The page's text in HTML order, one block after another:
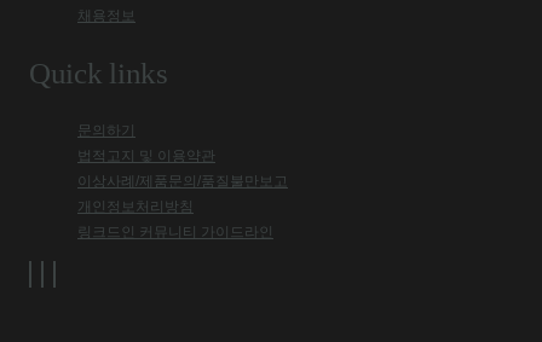
채용정보
Quick links
문의하기
법적고지 및 이용약관
이상사례/제품문의/품질불만보고
개인정보처리방침
링크드인 커뮤니티 가이드라인